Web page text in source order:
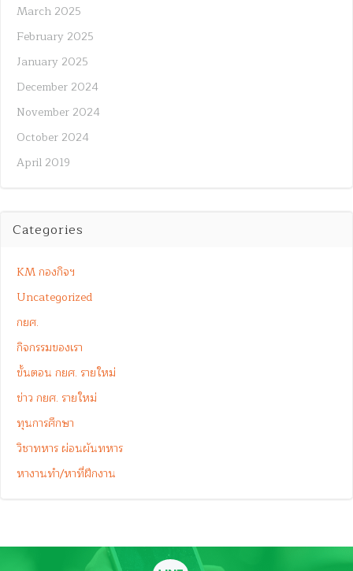
March 2025
February 2025
January 2025
December 2024
November 2024
October 2024
April 2019
Categories
KM กองกิจฯ
Uncategorized
กยศ.
กิจกรรมของเรา
ขั้นตอน กยศ. รายใหม่
ข่าว กยศ. รายใหม่
ทุนการศึกษา
วิชาทหาร ผ่อนผันทหาร
หางานทำ/หาที่ฝึกงาน